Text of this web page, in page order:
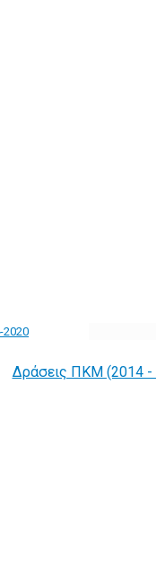
2020
Δράσεις ΠΚΜ (2014 -